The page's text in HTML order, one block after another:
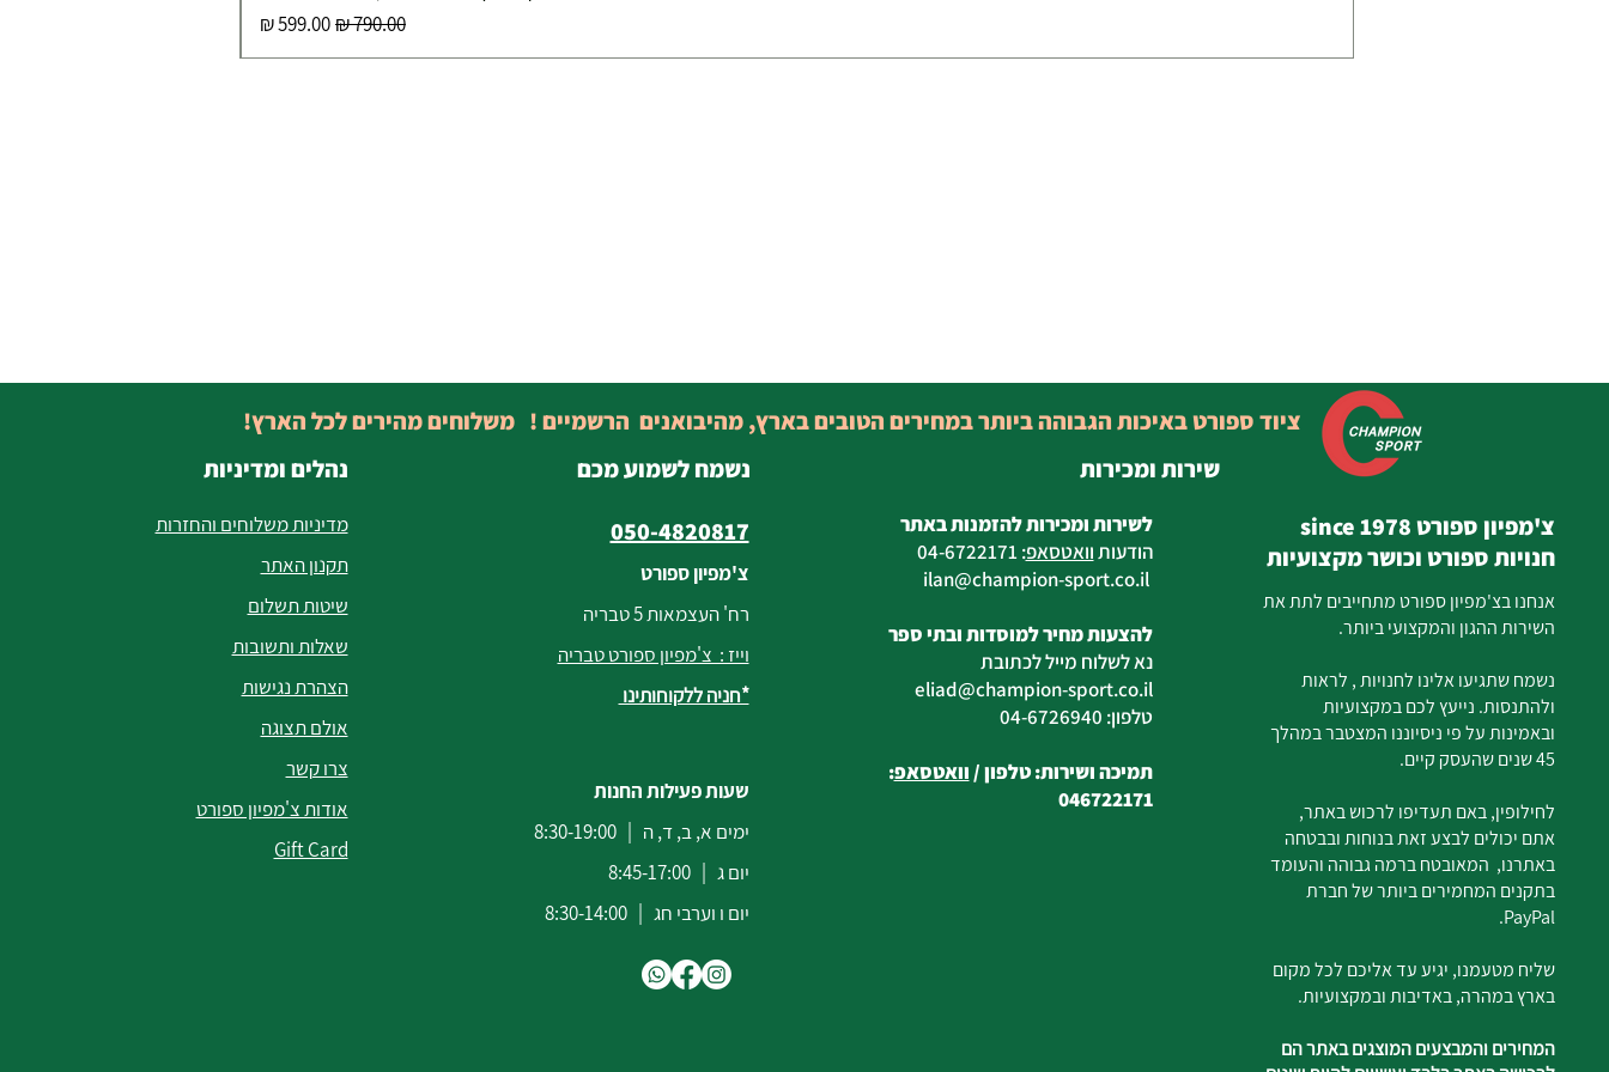
מחיר רגילמחיר מבצע
נהלים ומדיניות
מדיניות משלוחים והחזרות
תקנון האתר
שיטות תשלום
שאלות ותשובות
הצהרת נגישות
אולם תצוגה
צרו קשר
אודות צ'מפיון ספורט
Gift Card
נשמח לשמוע מכם
050-4820817
צ'מפיון ספורט
רח' העצמאות 5 טבריה
וייז : צ'מפיון ספורט טבריה
*חניה ללקוחותינו
שעות פעילות החנות
ימים א, ב, ד, ה | 8:30-19:00
יום ג | 8:45-17:00
יום ו וערבי חג | 8:30-14:00
לשירות ומכירות להזמנות באתר
הודעותוואטסאפ:
04-6722171
ilan
@champion-sport.co.il
להצעות מחיר למוסדות ובתי ספר
נא לשלוח מייל לכתובת
eliad@champion-sport.co.il
טלפון: 04-6726940
תמיכה ושירות: טלפון /וואטסאפ:
046722171
צ'מפיון ספורט since 1978
חנויות ספורט וכושר מקצועיות
אנחנו בצ'מפיון ספורט מתחייבים לתת את
השירות ההגון והמקצועי ביותר.
נשמח שתגיעו אלינו לחנויות , לראות
ולהתנסות. נייעץ לכם במקצועיות
ובאמינות על פי ניסיוננו המצטבר במהלך
45 שנים שהעסק קיים.
לחילופין, באם תעדיפו לרכוש באתר,
אתם יכולים לבצע זאת בנוחות ובבטחה
באתרנו, המאובטח ברמה גבוהה והעומד
בתקנים המחמירים ביותר של חברת
PayPal.
שליח מטעמנו, יגיע עד אליכם לכל מקום
בארץ במהרה, באדיבות ובמקצועיות.
המחירים והמבצעים המוצגים באתר הם
שירות ומכירות
ציוד ספורט באיכות הגבוהה ביותר במחירים הטובים בארץ, מהיבואנים הרשמיים ! משלוחים מהירים לכל הארץ!